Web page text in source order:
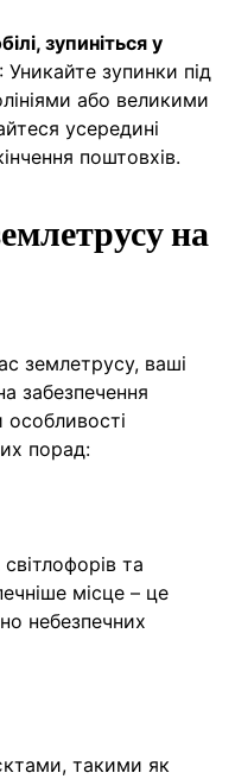
зупиніться у
: Уникайте зупинки під
або великими
усередині
поштовхів.
на
землетрусу, ваші
забезпечення
особливості
порад:
світлофорів та
місце – це
небезпечних
такими як